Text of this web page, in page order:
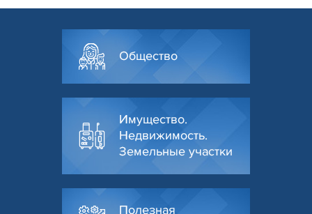
Общество
Имущество.
Недвижимость.
Земельные участки
Полезная